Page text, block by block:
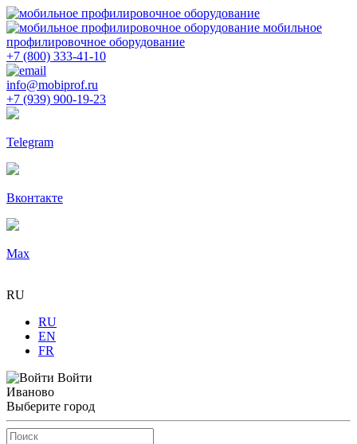
мобильное
профилировочное оборудование
+7 (800) 333-41-10
info@mobiprof.ru
+7 (939) 900-19-23
Telegram
Вконтакте
Max
RU
RU
EN
FR
Войти
Иваново
Выберите город